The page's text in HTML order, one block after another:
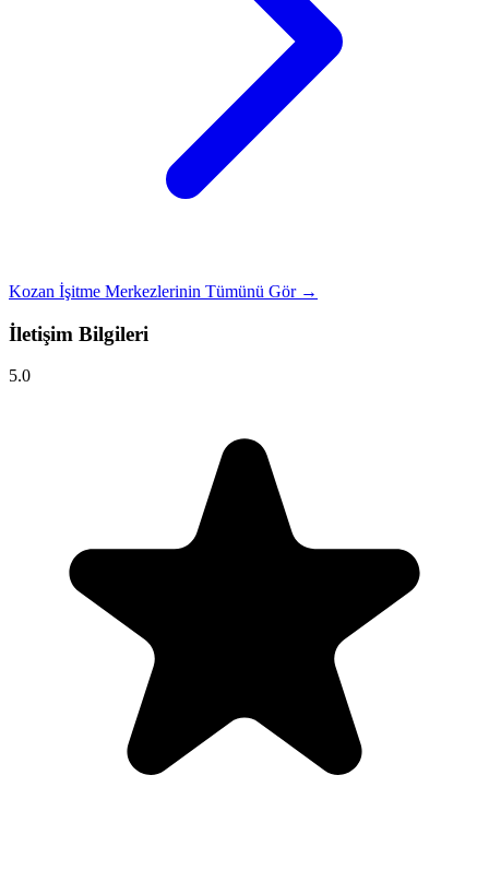
Kozan İşitme Merkezlerinin Tümünü Gör →
İletişim Bilgileri
5.0